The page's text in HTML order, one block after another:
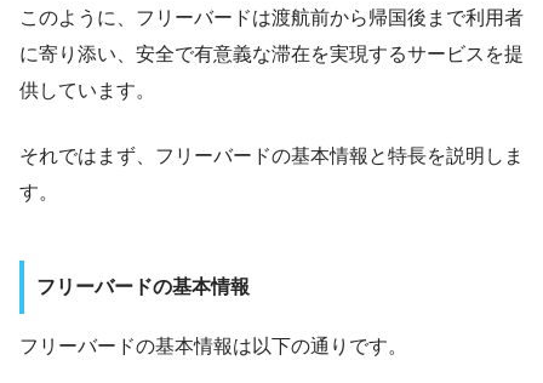
このように、フリーバードは渡航前から帰国後まで利用者
に寄り添い、安全で有意義な滞在を実現するサービスを提
供しています。
それではまず、フリーバードの基本情報と特長を説明しま
す。
フリーバードの基本情報
フリーバードの基本情報は以下の通りです。